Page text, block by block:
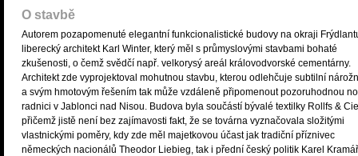
O stavbě
Autorem pozapomenuté elegantní funkcionalistické budovy na okraji
liberecký architekt Karl Winter, který měl s průmyslovými stavbami bohaté
zkušenosti, o čemž svědčí např. velkorysý areál královodvorské cementárny.
Architekt zde vyprojektoval mohutnou stavbu, kterou odlehčuje subtilní
a svým hmotovým řešením tak může vzdáleně připomenout pozoruhodnou
radnici v Jablonci nad Nisou. Budova byla součástí bývalé textilky Rollfs &
přičemž jistě není bez zajímavosti fakt, že se továrna vyznačovala složitými
vlastnickými poměry, kdy zde měl majetkovou účast jak tradiční příznivec
německých nacionálů Theodor Liebieg, tak i přední český politik Karel Kramář